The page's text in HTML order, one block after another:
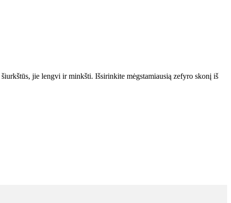
jie lengvi ir minkšti. Išsirinkite mėgstamiausią zefyro skonį iš